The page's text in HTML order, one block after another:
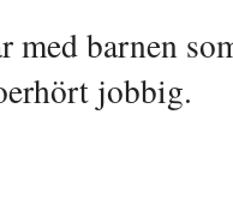
med barnen
jobbig.